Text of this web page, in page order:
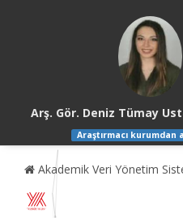
Arş. Gör. Deniz Tümay
Araştırmacı kurumdan
Akademik Veri Yönetim